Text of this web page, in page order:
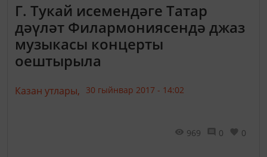
Г. Тукай исемендәге Татар
дәүләт Филармониясендә джаз
музыкасы концерты
оештырыла
Казан утлары, 30 гыйнвар 2017 - 14:02
969 0 0